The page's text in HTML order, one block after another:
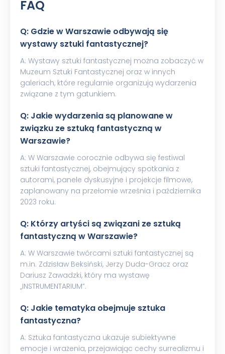
FAQ
Q: Gdzie w Warszawie odbywają się
wystawy sztuki fantastycznej?
A: Wystawy sztuki fantastycznej można zobaczyć w
Muzeum Sztuki Fantastycznej oraz w innych
galeriach, które regularnie organizują wydarzenia
związane z tym gatunkiem.
Q: Jakie wydarzenia są planowane w
związku ze sztuką fantastyczną w
Warszawie?
A: W Warszawie corocznie odbywa się festiwal
sztuki fantastycznej, obejmujący spotkania z
autorami, panele dyskusyjne i projekcje filmowe,
zaplanowany na przełomie września i października
2023 roku.
Q: Którzy artyści są związani ze sztuką
fantastyczną w Warszawie?
A: W Warszawie twórcami sztuki fantastycznej są
m.in. Zdzisław Beksiński, Jerzy Duda-Gracz oraz
Dariusz Zawadzki, który ma wystawę
„INSTRUMENTARIUM”.
Q: Jakie tematyka obejmuje sztuka
fantastyczna?
A: Sztuka fantastyczna ukazuje subiektywne
emocje i wrażenia, przejawiając cechy surrealizmu i